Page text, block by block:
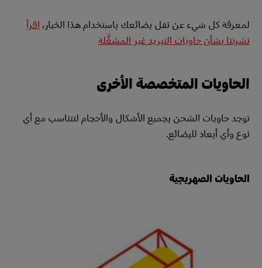
لمعرفة كل شيء عن نقل بضائعك باستخدام هذا الخيار، اقرأ
نشرتنا بشأن حاويات التبريد غير المشغَّلة
الحاويات المتخصصة الأخرى
توجد حاويات الشحن بجميع الأشكال والأحجام لتتناسب مع أي
نوع وأي أبعاد للبضائع.
الحاويات الصهريجية